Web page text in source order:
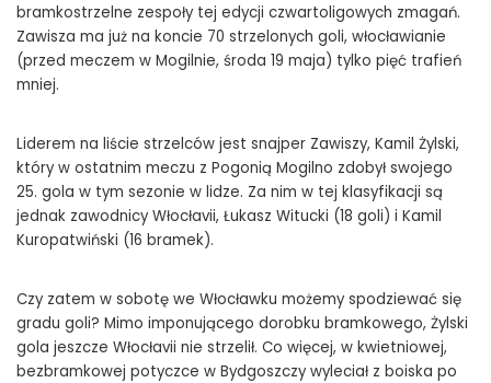
bramkostrzelne zespoły tej edycji czwartoligowych zmagań.
Zawisza ma już na koncie 70 strzelonych goli, włocławianie
(przed meczem w Mogilnie, środa 19 maja) tylko pięć trafień
mniej.
Liderem na liście strzelców jest snajper Zawiszy, Kamil Żylski,
który w ostatnim meczu z Pogonią Mogilno zdobył swojego
25. gola w tym sezonie w lidze. Za nim w tej klasyfikacji są
jednak zawodnicy Włocłavii, Łukasz Witucki (18 goli) i Kamil
Kuropatwiński (16 bramek).
Czy zatem w sobotę we Włocławku możemy spodziewać się
gradu goli? Mimo imponującego dorobku bramkowego, Żylski
gola jeszcze Włocłavii nie strzelił. Co więcej, w kwietniowej,
bezbramkowej potyczce w Bydgoszczy wyleciał z boiska po